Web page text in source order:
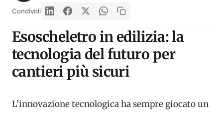
Condividi
Esoscheletro in edilizia: la
tecnologia del futuro per
cantieri più sicuri
L’innovazione tecnologica ha sempre giocato un